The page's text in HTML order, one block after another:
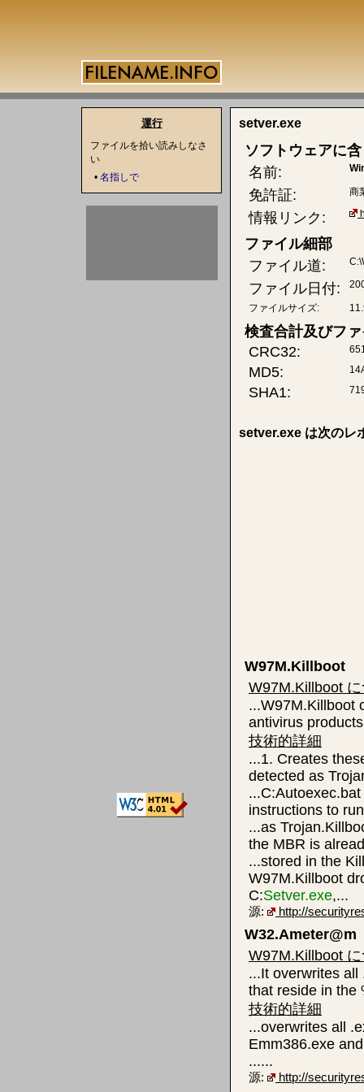
setver.exe
ソフトウェアに
名前:
免許証: 商
情報リンク:
ファイル細部
ファイル道:
ファイル日付:
ファイルサイズ:
検査合計及びフ
CRC32:
MD5:
SHA1:
setver.exe は次のレ
W97M.Killboot
W97M.Killboot
...W97M.Killboot
antivirus
技術的詳細
...1. Creates
detected as
instructions to
...as
the MBR is
...stored in the
W97M.Killboot
C:Setver.exe,...
源: http://
W32.Ameter@m
W97M.Killboot
...It overwrites
that reside in the
技術的詳細
...overwrites all
Emm386.exe
......
源: http://
運行
ファイルを拾い読みしなさ
い
• 名指しで